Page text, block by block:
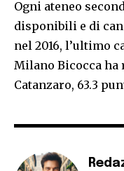
Ogni ateneo
disponibili e di
nel 2016, l’ultimo
Milano Bicocca ha
Catanzaro, 63.3